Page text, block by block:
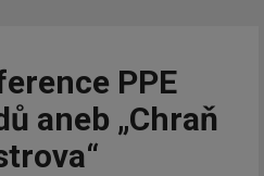
PPE
aneb „Chraň